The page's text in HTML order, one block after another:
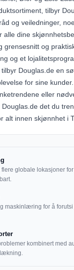
tilbyr
og veiledninger,
alle dine
grensesnitt og
og et
Douglas.de en
for sine
eller
det du
alt innen skjønnhet i
globale lokasjoner
maskinlæring for å
kombinert med